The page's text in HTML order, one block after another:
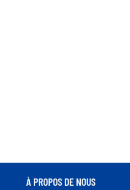
À PROPOS DE NOUS